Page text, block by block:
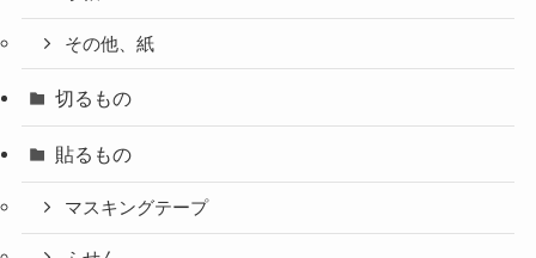
その他、紙
切るもの
貼るもの
マスキングテープ